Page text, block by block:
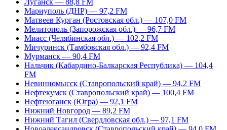
Луганск — 88,8 FM
Мариуполь (ДНР) — 97,2 FM
Матвеев Курган (Ростовская обл.) — 107,0 FM
Мелитополь (Запорожская обл.) — 96,7 FM
Миасс (Челябинская обл.) — 102,2 FM
Мичуринск (Тамбовская обл.) — 92,4 FM
Мурманск — 90,4 FM
Нальчик (Кабардино-Балкарская Республика) — 104,4
FM
Невинномысск (Ставропольский край) — 94,2 FM
Нефтекумск (Ставропольский край) — 100,4 FM
Нефтеюганск (Югра) — 92,1 FM
Нижний Новгород — 89,2 FM
Нижний Тагил (Свердловская обл.) — 97,1 FM